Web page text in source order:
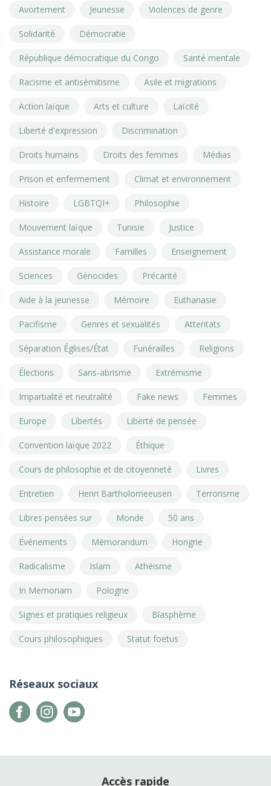
Avortement Jeunesse Violences de genre
Solidarité Démocratie
République démocratique du Congo Santé mentale
Racisme et antisémitisme Asile et migrations
Action laïque Arts et culture Laïcité
Liberté d'expression Discrimination
Droits humains Droits des femmes Médias
Prison et enfermement Climat et environnement
Histoire LGBTQI+ Philosophie
Mouvement laïque Tunisie Justice
Assistance morale Familles Enseignement
Sciences Génocides Précarité
Aide à la jeunesse Mémoire Euthanasie
Pacifisme Genres et sexualités Attentats
Séparation Églises/État Funérailles Religions
Élections Sans-abrisme Extrémisme
Impartialité et neutralité Fake news Femmes
Europe Libertés Liberté de pensée
Convention laïque 2022 Éthique
Cours de philosophie et de citoyenneté Livres
Entretien Henri Bartholomeeusen Terrorisme
Libres pensées sur Monde 50 ans
Événements Mémorandum Hongrie
Radicalisme Islam Athéisme
In Memoriam Pologne
Signes et pratiques religieux Blasphème
Cours philosophiques Statut foetus
Réseaux sociaux
Accès rapide